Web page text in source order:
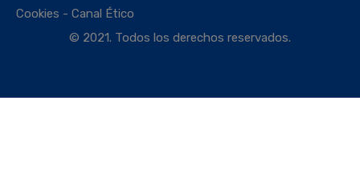
Cookies - Canal Ético
© 2021. Todos los derechos reservados.